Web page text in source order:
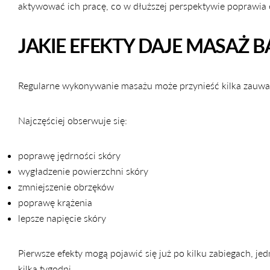
aktywować ich pracę, co w dłuższej perspektywie poprawia
JAKIE EFEKTY DAJE MASAŻ
Regularne wykonywanie masażu może przynieść kilka
Najczęściej obserwuje się:
poprawę jędrności skóry
wygładzenie powierzchni skóry
zmniejszenie obrzęków
poprawę krążenia
lepsze napięcie skóry
Pierwsze efekty mogą pojawić się już po kilku zabiegach,